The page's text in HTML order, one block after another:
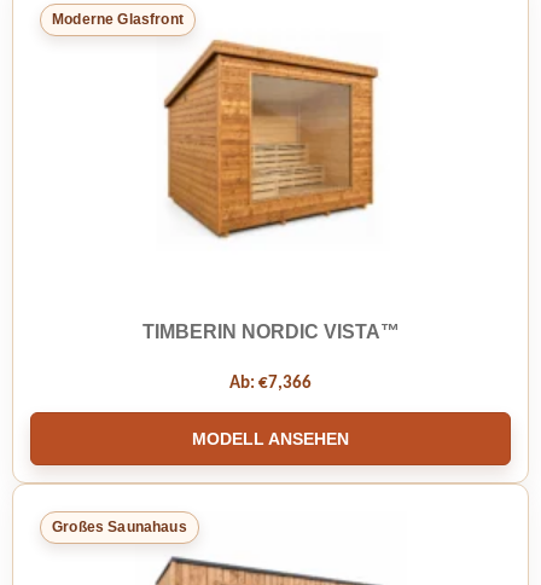
Moderne Glasfront
TIMBERIN NORDIC VISTA™
Ab: €7,366
MODELL ANSEHEN
Großes Saunahaus